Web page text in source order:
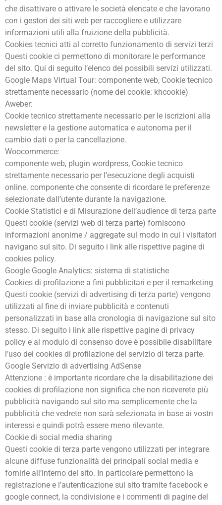
che disattivare o attivare le società elencate e che lavorano
con i gestori dei siti web per raccogliere e utilizzare
informazioni utili alla fruizione della pubblicità.
Cookies tecnici atti al corretto funzionamento di servizi terzi
Questi cookie ci permettono di monitorare le performance
del sito. Qui di seguito l’elenco dei possibili servizi utilizzati.
Google Maps Virtual Tour: componente web, Cookie tecnico
strettamente necessario (nome del cookie: khcookie)
Aweber:
Cookie tecnico strettamente necessario per le iscrizioni alla
newsletter e la gestione automatica e autonoma per il
cambio dati o per la cancellazione.
Woocommerce:
componente web, plugin wordpress, Cookie tecnico
strettamente necessario per l’esecuzione degli acquisti
online. componente che consente di ricordare le preferenze
selezionate dall’utente durante la navigazione.
Cookie Statistici e di Misurazione dell’audience di terza parte
Questi cookie (servizi web di terza parte) forniscono
informazioni anonime / aggregate sul modo in cui i visitatori
navigano sul sito. Di seguito i link alle rispettive pagine di
cookies policy.
Google Google Analytics: sistema di statistiche
Cookies di profilazione a fini pubblicitari e per il remarketing
Questi cookie (servizi di advertising di terza parte) vengono
utilizzati al fine di inviare pubblicità e contenuti
personalizzati in base alla cronologia di navigazione sul sito
stesso. Di seguito i link alle rispettive pagine di privacy
policy e al modulo di consenso dove è possibile disabilitare
l’uso dei cookies di profilazione del servizio di terza parte.
Google Servizio di advertising AdSense
Attenzione : è importante ricordare che la disabilitazione dei
cookies di profilazione non significa che non riceverete più
pubblicità navigando sul sito ma semplicemente che la
pubblicità che vedrete non sarà selezionata in base ai vostri
interessi e quindi potrà essere meno rilevante.
Cookie di social media sharing
Questi cookie di terza parte vengono utilizzati per integrare
alcune diffuse funzionalità dei principali social media e
fornirle all’interno del sito. In particolare permettono la
registrazione e l’autenticazione sul sito tramite facebook e
google connect, la condivisione e i commenti di pagine del